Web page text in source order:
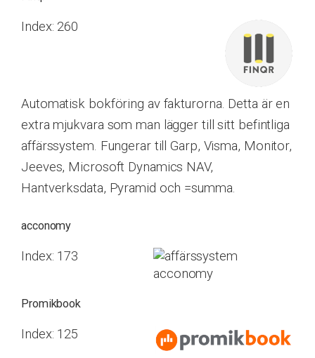
Index: 260
Automatisk bokföring av fakturorna. Detta är en
extra mjukvara som man lägger till sitt befintliga
affärssystem. Fungerar till Garp, Visma, Monitor,
Jeeves, Microsoft Dynamics NAV,
Hantverksdata, Pyramid och =summa.
acconomy
Index: 173
Promikbook
Index: 125